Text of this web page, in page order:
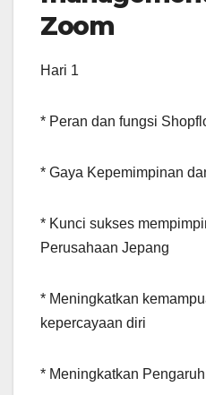
Zoom
Hari 1
* Peran dan fungsi
* Gaya Kepemimpinan
* Kunci sukses
Perusahaan Jepang
* Meningkatkan
kepercayaan diri
* Meningkatkan